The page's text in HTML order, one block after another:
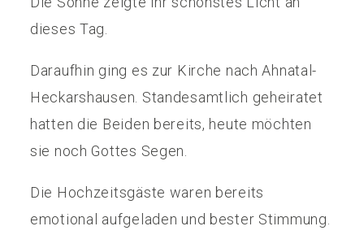
dieses Tag.
Daraufhin ging es zur Kirche nach Ahnatal-
Heckarshausen. Standesamtlich geheiratet
hatten die Beiden bereits, heute möchten
sie noch Gottes Segen.
Die Hochzeitsgäste waren bereits
emotional aufgeladen und bester Stimmung.